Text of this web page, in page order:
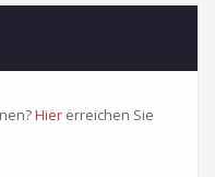
Hier erreichen Sie